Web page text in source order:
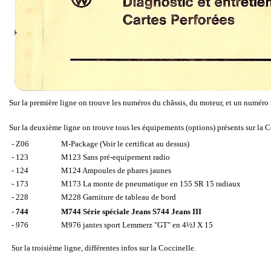
Sur la première ligne on trouve les numéros du châssis, du moteur, et un
Sur la deuxième ligne on trouve tous les équipements (options) présents sur la
- Z06
M-Package (Voir le certificat au dessus)
- 123
M123 Sans pré-equipement radio
- 124
M124Ampoules de phares jaunes
- 173
M173 La monte de pneumatique en 155 SR 15 radiaux
- 228
M228 Garniture de tableau de bord
- 744 M744 Série spéciale Jeans S744 Jeans III
- 976
M976 jantes sport Lemmerz "GT" en 4½J X 15
Sur la troisième ligne, différentes infos sur la Coccinelle.